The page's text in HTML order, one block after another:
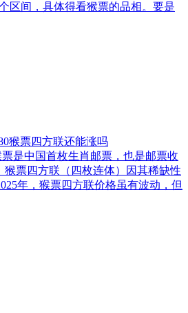
区间，具体得看猴票的品相。要是
猴票四方联还能涨吗
是中国首枚生肖邮票，也是邮票收
猴票四方联（四枚连体）因其稀缺性
年，猴票四方联价格虽有波动，但